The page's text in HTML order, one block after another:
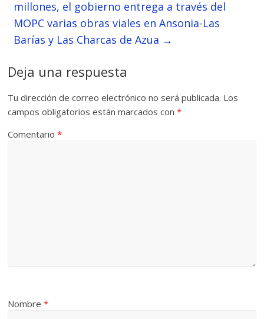
millones, el gobierno entrega a través del
MOPC varias obras viales en Ansonia-Las
Barías y Las Charcas de Azua →
Deja una respuesta
Tu dirección de correo electrónico no será publicada. Los
campos obligatorios están marcados con*
Comentario*
Nombre*